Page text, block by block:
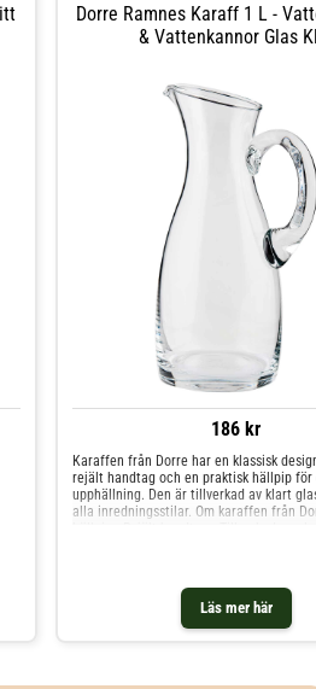
Dorre Ramnes Karaff 1 L -
& Vattenkannor Glas
186 kr
Läs mer här
Karaffen från Dorre har en klassisk
rejält handtag och en praktisk hällpip för
upphällning. Den är tillverkad av klart
alla inredningsstilar. Om karaffen från